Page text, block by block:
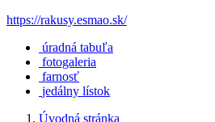
https://rakusy.esmao.sk/
úradná tabuľa
fotogaleria
farnosť
jedálny lístok
Úvodná stránka